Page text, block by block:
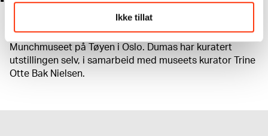
Ikke tillat
Kunstner Marlene Dumas forteller om utstillingen
"Måneoppgang. Marlene Dumas & Edvard Munch" på
Munchmuseet på Tøyen i Oslo. Dumas har kuratert
utstillingen selv, i samarbeid med museets kurator Trine
Otte Bak Nielsen.